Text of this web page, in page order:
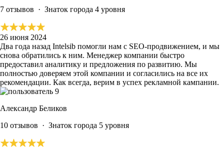
7 отзывов · Знаток города 4 уровня
26 июня 2024
Два года назад Intelsib помогли нам с SEO-продвижением, и мы
снова обратились к ним. Менеджер компании быстро
предоставил аналитику и предложения по развитию. Мы
полностью доверяем этой компании и согласились на все их
рекомендации. Как всегда, верим в успех рекламной кампании.
Александр Беликов
10 отзывов · Знаток города 5 уровня